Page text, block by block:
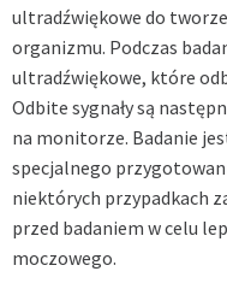
ultradźwiękowe do
organizmu. Podczas
ultradźwiękowe, które
Odbite sygnały są
na monitorze. Badanie
specjalnego
niektórych przypadkach
przed badaniem w celu
moczowego.